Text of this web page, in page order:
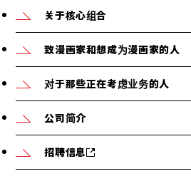
关于核心组合
致漫画家和想成为漫画家的人
对于那些正在考虑业务的人
公司简介
招聘信息